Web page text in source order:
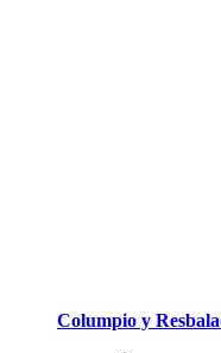
Columpio y